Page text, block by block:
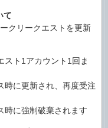
て
クリークエストを更新
ト1アカウント1回ま
に更新され、再度受注
時に強制破棄されます